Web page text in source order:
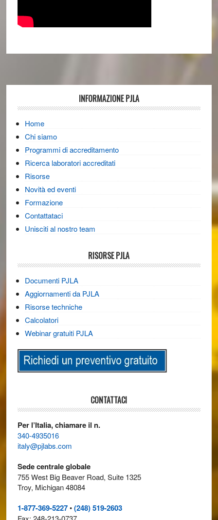
INFORMAZIONE PJLA
Home
Chi siamo
Programmi di accreditamento
Ricerca laboratori accreditati
Risorse
Novità ed eventi
Formazione
Contattataci
Unisciti al nostro team
RISORSE PJLA
Documenti PJLA
Aggiornamenti da PJLA
Risorse techniche
Calcolatori
Webinar gratuiti PJLA
CONTATTACI
Per l’Italia, chiamare il n.
340-4935016
italy@pjlabs.com
Sede centrale globale
755 West Big Beaver Road, Suite 1325
Troy, Michigan 48084
1-877-369-5227•(248) 519-2603